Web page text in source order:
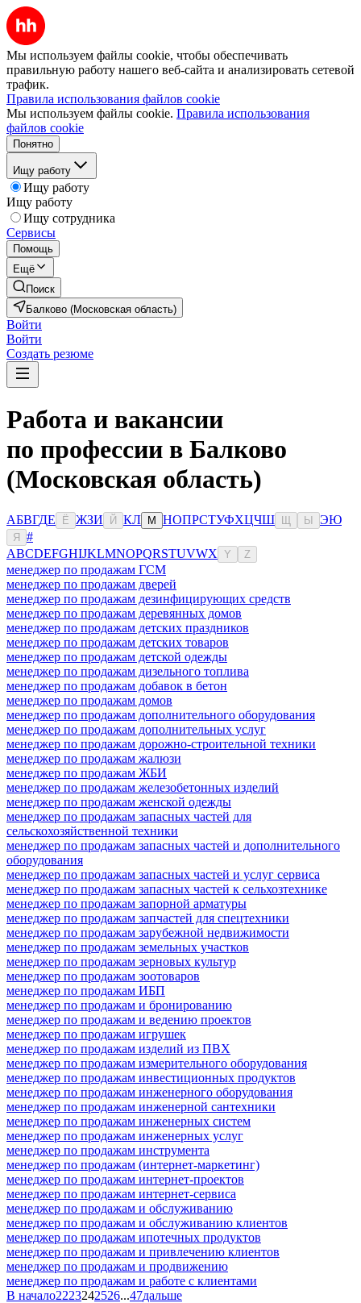
Мы используем файлы cookie, чтобы обеспечивать
правильную работу нашего веб-сайта и анализировать сетевой
трафик.
Правила использования файлов cookie
Мы используем файлы cookie. Правила использования
файлов cookie
Понятно
Ищу работу
Ищу работу
Ищу работу
Ищу сотрудника
Сервисы
Помощь
Ещё
Поиск
Балково (Московская область)
Войти
Войти
Создать резюме
Работа и вакансии
по профессии в Балково
(Московская область)
АБВГДЕ Ё ЖЗИ Й КЛ М НОПРСТУФХЦЧШ Ы ЭЮ
Я
#
ABCDEFGHIJKLMNOPQRSTUVWX Y Z
менеджер по продажам ГСМ
менеджер по продажам дверей
менеджер по продажам дезинфицирующих средств
менеджер по продажам деревянных домов
менеджер по продажам детских праздников
менеджер по продажам детских товаров
менеджер по продажам детской одежды
менеджер по продажам дизельного топлива
менеджер по продажам добавок в бетон
менеджер по продажам домов
менеджер по продажам дополнительного оборудования
менеджер по продажам дополнительных услуг
менеджер по продажам дорожно-строительной техники
менеджер по продажам жалюзи
менеджер по продажам ЖБИ
менеджер по продажам железобетонных изделий
менеджер по продажам женской одежды
менеджер по продажам запасных частей для
сельскохозяйственной техники
менеджер по продажам запасных частей и дополнительного
оборудования
менеджер по продажам запасных частей и услуг сервиса
менеджер по продажам запасных частей к сельхозтехнике
менеджер по продажам запорной арматуры
менеджер по продажам запчастей для спецтехники
менеджер по продажам зарубежной недвижимости
менеджер по продажам земельных участков
менеджер по продажам зерновых культур
менеджер по продажам зоотоваров
менеджер по продажам ИБП
менеджер по продажам и бронированию
менеджер по продажам и ведению проектов
менеджер по продажам игрушек
менеджер по продажам изделий из ПВХ
менеджер по продажам измерительного оборудования
менеджер по продажам инвестиционных продуктов
менеджер по продажам инженерного оборудования
менеджер по продажам инженерной сантехники
менеджер по продажам инженерных систем
менеджер по продажам инженерных услуг
менеджер по продажам инструмента
менеджер по продажам (интернет-маркетинг)
менеджер по продажам интернет-проектов
менеджер по продажам интернет-сервиса
менеджер по продажам и обслуживанию
менеджер по продажам и обслуживанию клиентов
менеджер по продажам ипотечных продуктов
менеджер по продажам и привлечению клиентов
менеджер по продажам и продвижению
менеджер по продажам и работе с клиентами
В начало2223242526...47дальше